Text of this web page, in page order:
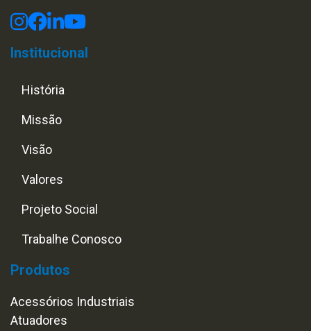
Institucional
História
Missão
Visão
Valores
Projeto Social
Trabalhe Conosco
Produtos
Acessórios Industriais
Atuadores